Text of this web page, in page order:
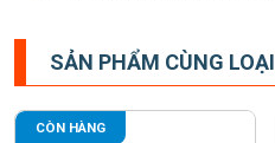
SẢN PHẨM CÙNG LOẠI
CÒN HÀNG